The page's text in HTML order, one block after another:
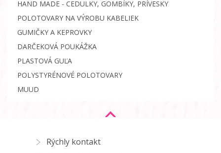
HAND MADE - CEDULKY, GOMBÍKY, PRÍVESKY
POLOTOVARY NA VÝROBU KABELIEK
GUMIČKY A KEPROVKY
DARČEKOVÁ POUKÁŽKA
PLASTOVÁ GUĽA
POLYSTYRÉNOVÉ POLOTOVARY
MUUD
Rýchly kontakt